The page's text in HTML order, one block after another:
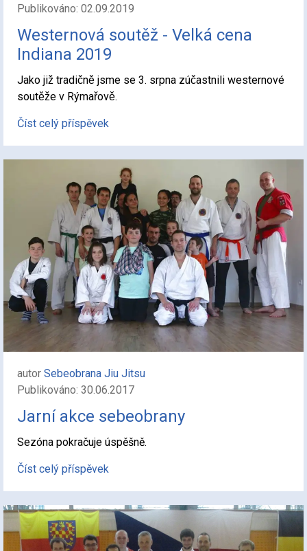
Publikováno: 02.09.2019
Westernová soutěž - Velká cena
Indiana 2019
Jako již tradičně jsme se 3. srpna zúčastnili westernové
soutěže v Rýmařově.
Číst celý příspěvek
autor Sebeobrana Jiu Jitsu
Publikováno: 30.06.2017
Jarní akce sebeobrany
Sezóna pokračuje úspěšně.
Číst celý příspěvek